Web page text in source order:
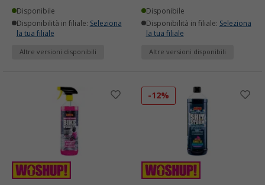
Disponibile
Disponibilità in filiale: Seleziona
la tua filiale
Altre versioni disponibili
Disponibile
Disponibilità in filiale: Seleziona
la tua filiale
Altre versioni disponibili
-12%